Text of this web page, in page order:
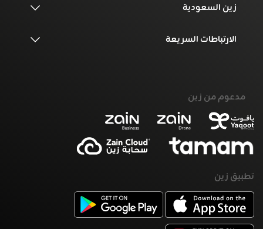
زين السعودية
الارتباطات السريعة
مدعوم من زين
تطبيق زين